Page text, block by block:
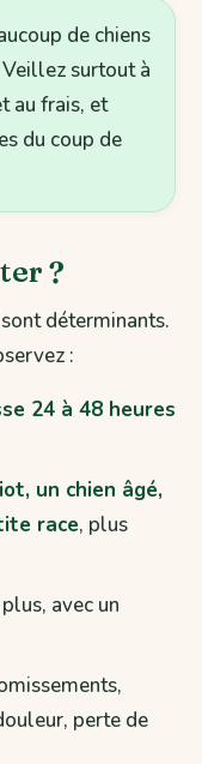
de chiens
surtout à
au frais, et
du coup de
?
déterminants.
:
24 à 48 heures
un chien âgé,
race, plus
avec un
perte de